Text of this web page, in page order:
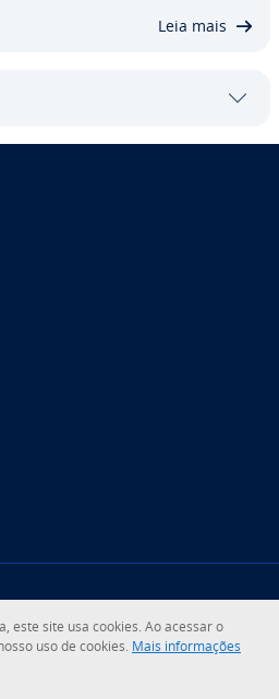
Leia mais
InstagramFacebookYouTube
este site usa cookies. Ao acessar o
uso de cookies. Mais in­for­ma­ções